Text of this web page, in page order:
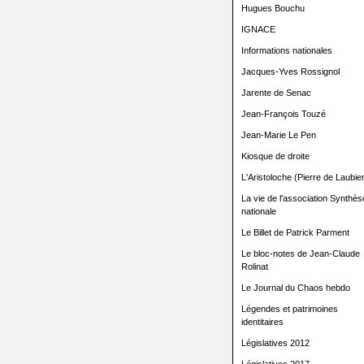
Hugues Bouchu
IGNACE
Informations nationales
Jacques-Yves Rossignol
Jarente de Senac
Jean-François Touzé
Jean-Marie Le Pen
Kiosque de droite
L'Aristoloche (Pierre de
La vie de l'association
nationale
Le Billet de Patrick Parment
Le bloc-notes de Jean-Claude
Rolinat
Le Journal du Chaos hebdo
Légendes et patrimoines
identitaires
Législatives 2012